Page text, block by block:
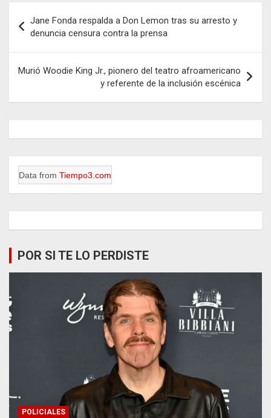
de
entradas
Jane Fonda respalda a Don Lemon tras su arresto y
denuncia censura contra la prensa
Murió Woodie King Jr., pionero del teatro afroamericano
y referente de la inclusión escénica
Data from Tiempo3.com
POR SI TE LO PERDISTE
POLICIALES